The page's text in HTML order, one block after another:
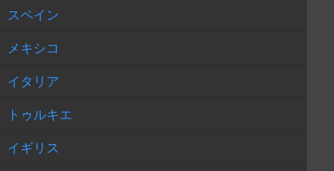
スペイン
メキシコ
イタリア
トゥルキエ
イギリス